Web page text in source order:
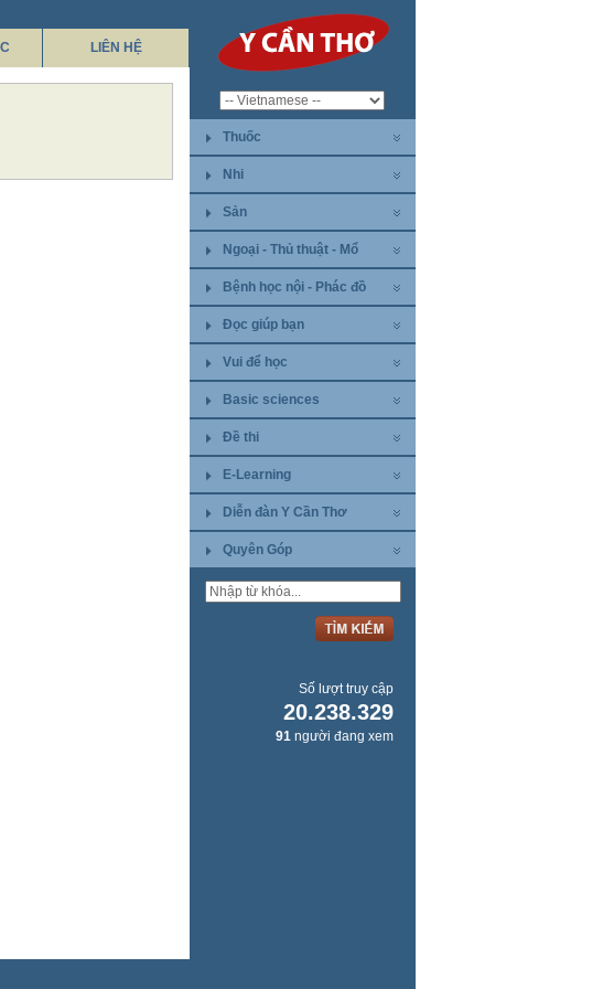
LIÊN HỆ
Thuốc
Nhi
Sản
Ngoại - Thủ thuật - Mổ
Bệnh học nội - Phác đồ
Đọc giúp bạn
Vui để học
Basic sciences
Đề thi
E-Learning
Diễn đàn Y Cần Thơ
Quyên Góp
Số lượt truy cập
20.238.329
91 người đang xem